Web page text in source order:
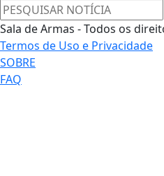
Sala de Armas - Todos os
Termos de Uso e Privacidade
SOBRE
FAQ